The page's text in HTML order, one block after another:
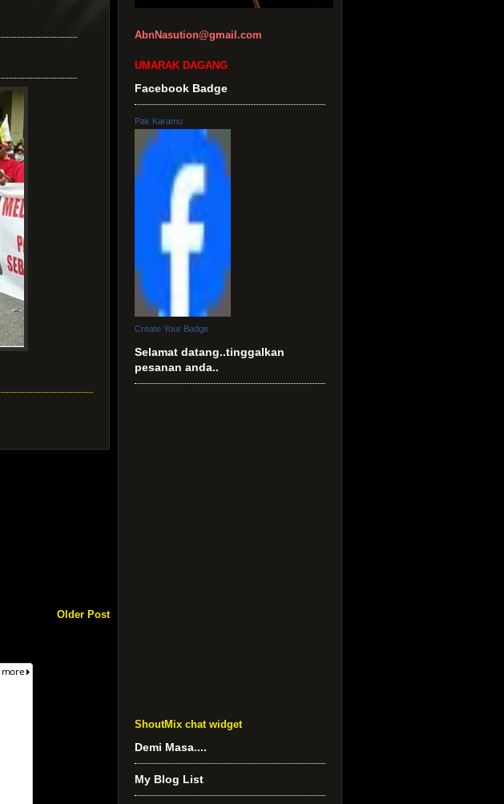
Older Post
AbnNasution@gmail.com
UMARAK DAGANG
Facebook Badge
Pak Karamu
Create Your Badge
Selamat datang..tinggalkan
pesanan anda..
ShoutMix chat widget
Demi Masa....
My Blog List